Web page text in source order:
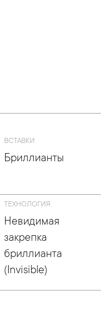
ВСТАВКИ
Бриллианты
ТЕХНОЛОГИЯ
Невидимая
закрепка
бриллианта
(Invisible)